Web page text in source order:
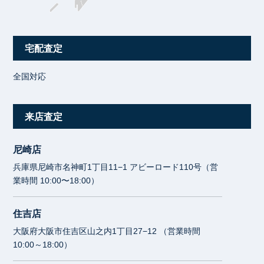
宅配査定
全国対応
来店査定
尼崎店
兵庫県尼崎市名神町1丁目11−1 アビーロード110号（営
業時間 10:00〜18:00）
住吉店
大阪府大阪市住吉区山之内1丁目27−12 （営業時間
10:00～18:00）